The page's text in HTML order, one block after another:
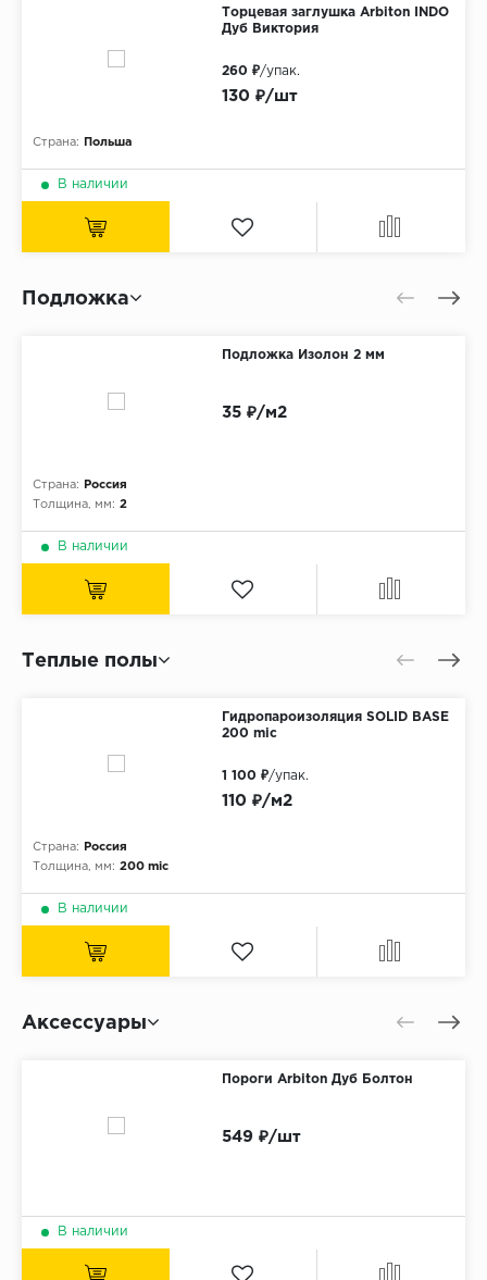
Торцевая заглушка Arbiton INDO
Дуб Виктория
Страна: Польша
130 ₽/шт
260 ₽/упак.
В наличии
Подложка
Подложка Изолон 2 мм
Страна:
Россия
Толщина, мм: 2
35 ₽/м2
В наличии
Теплые полы
Гидропароизоляция SOLID BASE
200 mic
Страна:
Россия
Толщина, мм: 200 mic
110 ₽/м2
1 100 ₽/упак.
В наличии
Аксессуары
Пороги Arbiton Дуб Болтон
549 ₽/шт
В наличии